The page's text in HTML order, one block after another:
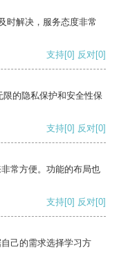
时解决，服务态度非常
支持[0] 反对[0]
的隐私保护和安全性保
支持[0] 反对[0]
常方便。功能的布局也
支持[0] 反对[0]
己的需求选择学习方